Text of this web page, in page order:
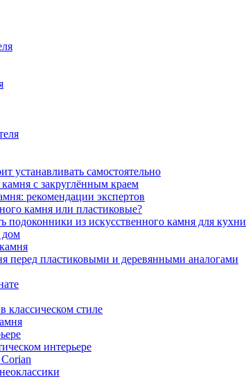
устанавливать самостоятельно
с закруглённым краем
рекомендации экспертов
камня или пластиковые?
подоконники из искусственного камня для кухни
дом
перед пластиковыми и деревянными аналогами
классическом стиле
интерьере